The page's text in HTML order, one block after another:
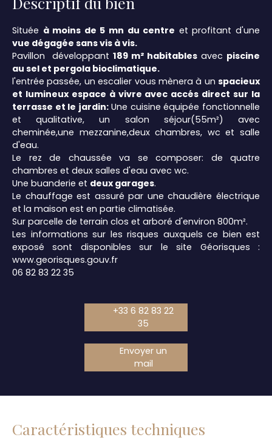
Située à moins de 5 mn du centre et profitant d'une
vue dégagée sans vis à vis.
Pavillon développant 189 m² habitables avec piscine
au sel et pergola bioclimatique.
l'entrée passée, un escalier vous mènera à un spacieux
et lumineux espace à vivre avec accés direct sur la
terrasse et le jardin: Une cuisine équipée fonctionnelle
et qualitative, un salon séjour(55m²) avec
cheminée,une mezzanine,deux chambres, wc et salle
d'eau.
Le rez de chaussée va se composer: de quatre
chambres et deux salles d'eau avec wc.
Une buanderie et deux garages.
Le chauffage est assuré par une chaudière électrique
et la maison est en partie climatisée.
Sur parcelle de terrain clos et arboré d'environ 800m².
Les informations sur les risques auxquels ce bien est
exposé sont disponibles sur le site Géorisques :
www.georisques.gouv.fr
06 82 83 22 35
+33 6 82 83 22
35
Envoyer un
mail
Caractéristiques techniques